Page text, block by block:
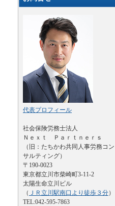
代表プロフィール
社会保険労務士法人
Ｎｅｘｔ Ｐａｒｔｎｅｒｓ
（旧：たちかわ共同人事労務コン
サルティング）
〒190-0023
東京都立川市柴崎町3-11-2
太陽生命立川ビル
（ ＪＲ立川駅南口より徒歩３分）
TEL:042-595-7863